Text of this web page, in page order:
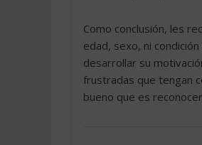
Como conclusión, les
edad, sexo, ni
desarrollar su
frustradas que tengan
bueno que es